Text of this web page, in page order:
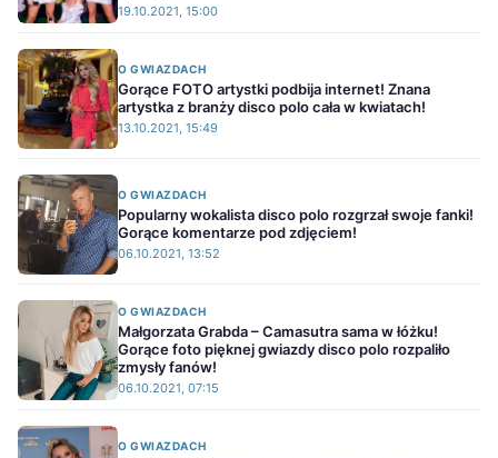
19.10.2021, 15:00
O GWIAZDACH
Gorące FOTO artystki podbija internet! Znana
artystka z branży disco polo cała w kwiatach!
13.10.2021, 15:49
O GWIAZDACH
Popularny wokalista disco polo rozgrzał swoje fanki!
Gorące komentarze pod zdjęciem!
06.10.2021, 13:52
O GWIAZDACH
Małgorzata Grabda – Camasutra sama w łóżku!
Gorące foto pięknej gwiazdy disco polo rozpaliło
zmysły fanów!
06.10.2021, 07:15
O GWIAZDACH